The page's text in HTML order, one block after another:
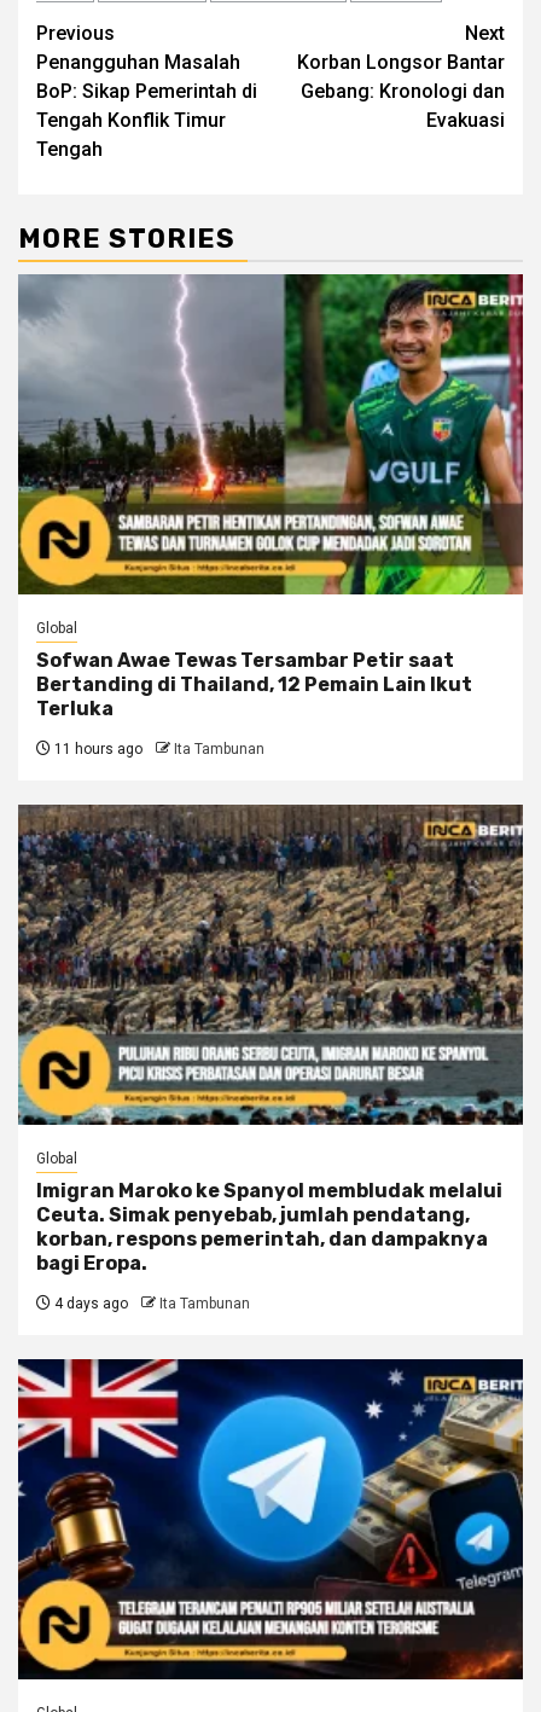
Continue
Reading
Previous
Penangguhan Masalah
BoP: Sikap Pemerintah di
Tengah Konflik Timur
Tengah
Next
Korban Longsor Bantar
Gebang: Kronologi dan
Evakuasi
MORE STORIES
Global
Sofwan Awae Tewas Tersambar Petir saat
Bertanding di Thailand, 12 Pemain Lain Ikut
Terluka
11 hours ago Ita Tambunan
Global
Imigran Maroko ke Spanyol membludak melalui
Ceuta. Simak penyebab, jumlah pendatang,
korban, respons pemerintah, dan dampaknya
bagi Eropa.
4 days ago Ita Tambunan